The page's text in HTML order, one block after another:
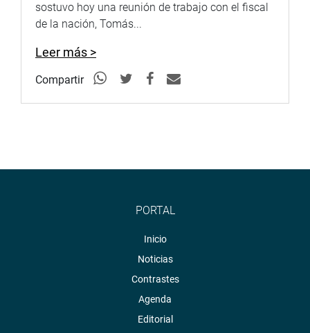
sostuvo hoy una reunión de trabajo con el fiscal
de la nación, Tomás...
Leer más >
Compartir
PORTAL
Inicio
Noticias
Contrastes
Agenda
Editorial